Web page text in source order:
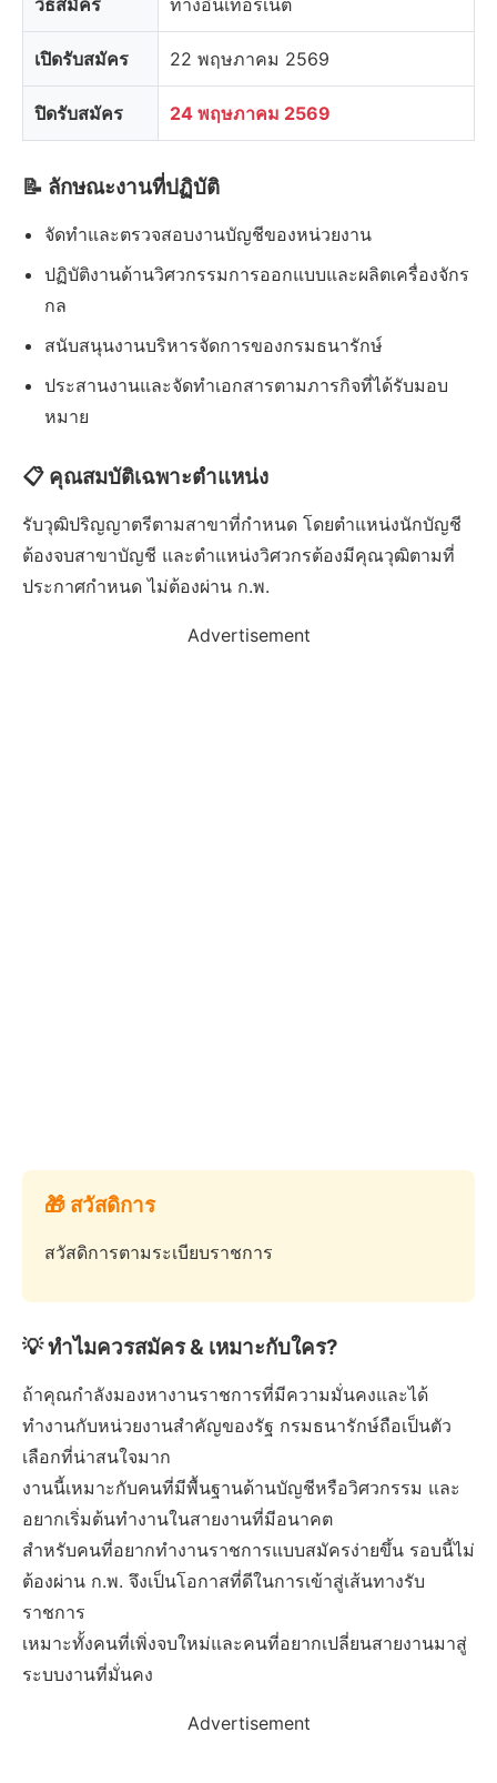
วิธีสมัคร ทางอินเทอร์เน็ต
เปิดรับสมัคร 22 พฤษภาคม 2569
ปิดรับสมัคร 24 พฤษภาคม 2569
📝 ลักษณะงานที่ปฏิบัติ
จัดทำและตรวจสอบงานบัญชีของหน่วยงาน
ปฏิบัติงานด้านวิศวกรรมการออกแบบและผลิตเครื่องจักร
กล
สนับสนุนงานบริหารจัดการของกรมธนารักษ์
ประสานงานและจัดทำเอกสารตามภารกิจที่ได้รับมอบ
หมาย
📋 คุณสมบัติเฉพาะตำแหน่ง
รับวุฒิปริญญาตรีตามสาขาที่กำหนด โดยตำแหน่งนักบัญชี
ต้องจบสาขาบัญชี และตำแหน่งวิศวกรต้องมีคุณวุฒิตามที่
ประกาศกำหนด ไม่ต้องผ่าน ก.พ.
Advertisement
🎁 สวัสดิการ
สวัสดิการตามระเบียบราชการ
💡 ทำไมควรสมัคร & เหมาะกับใคร?
ถ้าคุณกำลังมองหางานราชการที่มีความมั่นคงและได้
ทำงานกับหน่วยงานสำคัญของรัฐ กรมธนารักษ์ถือเป็นตัว
เลือกที่น่าสนใจมาก
งานนี้เหมาะกับคนที่มีพื้นฐานด้านบัญชีหรือวิศวกรรม และ
อยากเริ่มต้นทำงานในสายงานที่มีอนาคต
สำหรับคนที่อยากทำงานราชการแบบสมัครง่ายขึ้น รอบนี้ไม่
ต้องผ่าน ก.พ. จึงเป็นโอกาสที่ดีในการเข้าสู่เส้นทางรับ
ราชการ
เหมาะทั้งคนที่เพิ่งจบใหม่และคนที่อยากเปลี่ยนสายงานมาสู่
ระบบงานที่มั่นคง
Advertisement